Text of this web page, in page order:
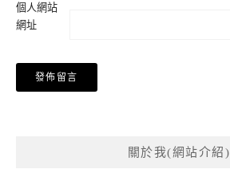
個人網站
網址
關於我(網站介紹)